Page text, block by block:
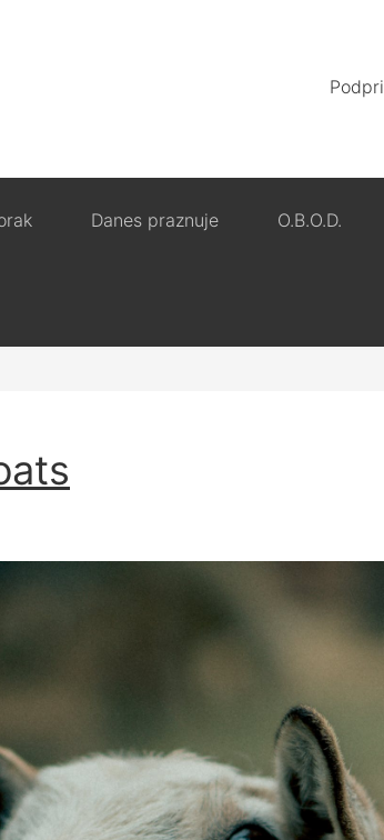
Podpri
Danes praznuje O.B.O.D.